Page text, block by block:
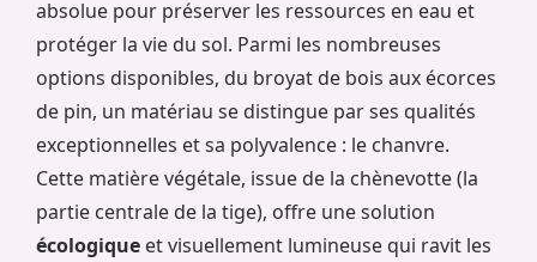
absolue pour préserver les ressources en eau et
protéger la vie du sol. Parmi les nombreuses
options disponibles, du broyat de bois aux écorces
de pin, un matériau se distingue par ses qualités
exceptionnelles et sa polyvalence : le chanvre.
Cette matière végétale, issue de la chènevotte (la
partie centrale de la tige), offre une solution
écologique et visuellement lumineuse qui ravit les